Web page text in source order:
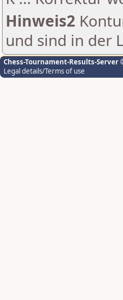
Hinweis2
und sind in der
Chess-Tournament-Results-Server
Legal details/Terms of use